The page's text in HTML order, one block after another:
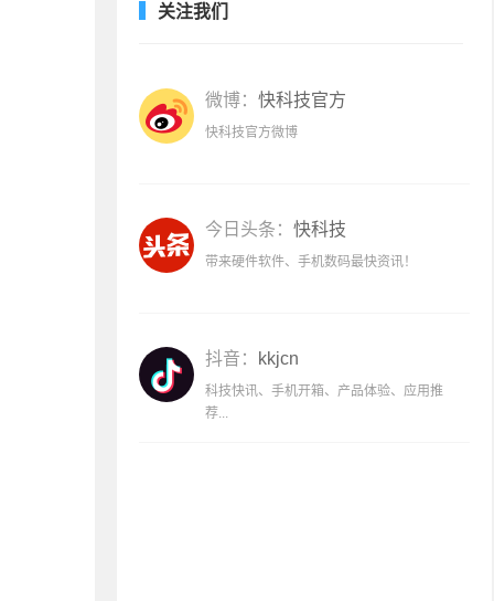
关注我们
微博： 快科技官方
快科技官方微博
今日头条： 快科技
带来硬件软件、手机数码最快资讯！
抖音： kkjcn
科技快讯、手机开箱、产品体验、应用推
荐...